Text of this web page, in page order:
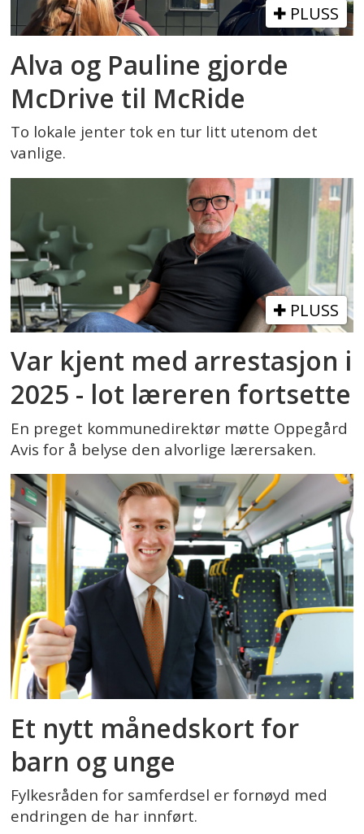
PLUSS
Alva og Pauline gjorde
McDrive til McRide
To lokale jenter tok en tur litt utenom det
vanlige.
PLUSS
Var kjent med arrestasjon i
2025 - lot læreren fortsette
En preget kommunedirektør møtte Oppegård
Avis for å belyse den alvorlige lærersaken.
Et nytt månedskort for
barn og unge
Fylkesråden for samferdsel er fornøyd med
endringen de har innført.